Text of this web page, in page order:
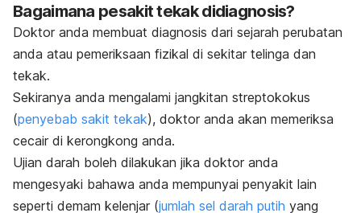
Bagaimana pesakit tekak didiagnosis?
Doktor anda membuat diagnosis dari sejarah perubatan
anda atau pemeriksaan fizikal di sekitar telinga dan
tekak.
Sekiranya anda mengalami jangkitan streptokokus
(penyebab sakit tekak), doktor anda akan memeriksa
cecair di kerongkong anda.
Ujian darah boleh dilakukan jika doktor anda
mengesyaki bahawa anda mempunyai penyakit lain
seperti demam kelenjar (jumlah sel darah putih yang